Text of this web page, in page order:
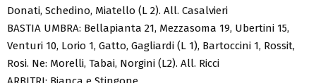
Donati, Schedino, Miatello (L 2). All. Casalvieri
BASTIA UMBRA: Bellapianta 21, Mezzasoma 19, Ubertini 15,
Venturi 10, Lorio 1, Gatto, Gagliardi (L 1), Bartoccini 1, Rossit,
Rosi. Ne: Morelli, Tabai, Norgini (L2). All. Ricci